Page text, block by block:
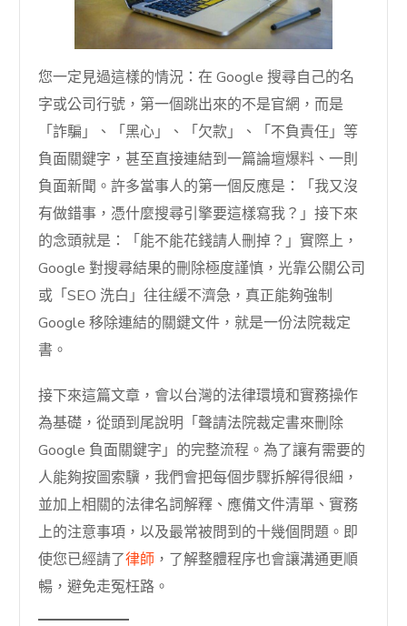
您一定見過這樣的情況：在 Google 搜尋自己的名
字或公司行號，第一個跳出來的不是官網，而是
「詐騙」、「黑心」、「欠款」、「不負責任」等
負面關鍵字，甚至直接連結到一篇論壇爆料、一則
負面新聞。許多當事人的第一個反應是：「我又沒
有做錯事，憑什麼搜尋引擎要這樣寫我？」接下來
的念頭就是：「能不能花錢請人刪掉？」實際上，
Google 對搜尋結果的刪除極度謹慎，光靠公關公司
或「SEO 洗白」往往緩不濟急，真正能夠強制
Google 移除連結的關鍵文件，就是一份法院裁定
書。
接下來這篇文章，會以台灣的法律環境和實務操作
為基礎，從頭到尾說明「聲請法院裁定書來刪除
Google 負面關鍵字」的完整流程。為了讓有需要的
人能夠按圖索驥，我們會把每個步驟拆解得很細，
並加上相關的法律名詞解釋、應備文件清單、實務
上的注意事項，以及最常被問到的十幾個問題。即
使您已經請了律師 ，了解整體程序也會讓溝通更順
暢，避免走冤枉路。